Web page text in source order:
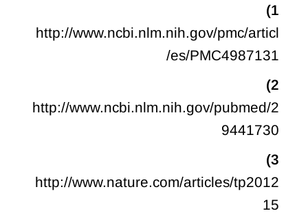
1)
http://www.ncbi.nlm.nih.gov/pmc/articl
es/PMC4987131/
2)
http://www.ncbi.nlm.nih.gov/pubmed/2
9441730
3)
http://www.nature.com/articles/tp2012
15